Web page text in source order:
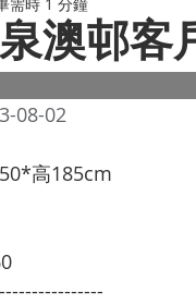
澳邨客
08-02
高185cm